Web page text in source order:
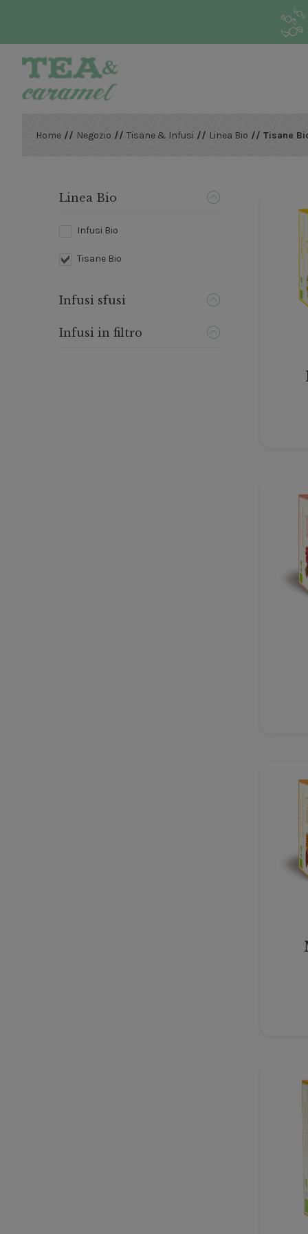
Home // Negozio // Tisane & Infusi // Linea Bio // Tisane
Linea Bio
Infusi Bio
Tisane Bio
Infusi sfusi
Infusi in filtro